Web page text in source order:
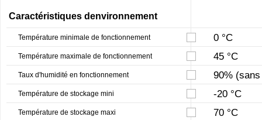
Caractéristiques denvironnement
Température minimale de fonctionnement 0 °C
Température maximale de fonctionnement 45 °C
Taux d'humidité en fonctionnement 90%
Température de stockage mini -20 °C
Température de stockage maxi 70 °C